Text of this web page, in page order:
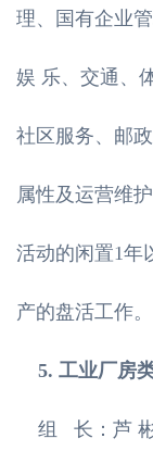
理、国有企业
娱 乐、交通、
社区服务、邮
属性及运营维
活动的闲置1年
产的盘活工作。
5. 工业厂房
组 长：芦 彬